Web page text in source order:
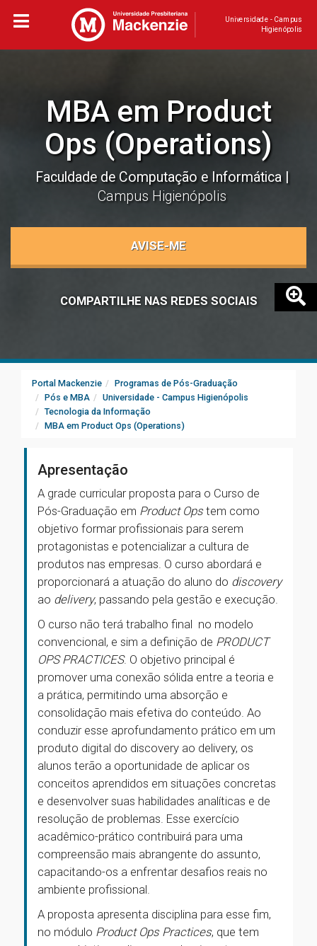
Universidade - Campus
Higienópolis
MBA em Product
Ops (Operations)
Faculdade de Computação e Informática
Campus Higienópolis
AVISE-ME
COMPARTILHE NAS REDES SOCIAIS
Portal Mackenzie
Programas de Pós-Graduação
Pós e MBA
Universidade - Campus Higienópolis
Tecnologia da Informação
MBA em Product Ops (Operations)
Apresentação
A grade curricular proposta para o Curso de
Pós-Graduação em Product Opstem como
objetivo formar profissionais para serem
protagonistas e potencializar a cultura de
produtos nas empresas. O curso abordará e
proporcionará a atuação do aluno do discovery
ao delivery, passando pela gestão e execução.
O curso não terá trabalho final no modelo
convencional, e sim a definição de PRODUCT
OPS PRACTICES. O objetivo principal é
promover uma conexão sólida entre a teoria e
a prática, permitindo uma absorção e
consolidação mais efetiva do conteúdo. Ao
conduzir esse aprofundamento prático em um
produto digital do discovery ao delivery, os
alunos terão a oportunidade de aplicar os
conceitos aprendidos em situações concretas
e desenvolver suas habilidades analíticas e de
resolução de problemas. Esse exercício
acadêmico-prático contribuirá para uma
compreensão mais abrangente do assunto,
capacitando-os a enfrentar desafios reais no
ambiente profissional.
A proposta apresenta disciplina para esse fim,
no módulo Product Ops Practices, que tem